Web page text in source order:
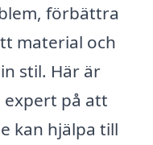
förbättra
material och
stil. Här är
expert på att
kan hjälpa till